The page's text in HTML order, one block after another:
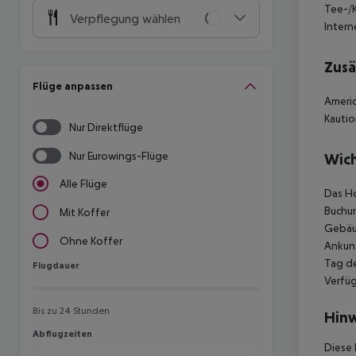
Verpflegung wählen
Flüge anpassen
Nur Direktflüge
Nur Eurowings-Flüge
Alle Flüge
Mit Koffer
Ohne Koffer
Flugdauer
Flugdauer
Bis zu 24 Stunden
Abflugzeiten
Abflugzeiten
Tee-/
Das
Tag
Diese